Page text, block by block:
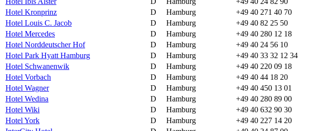
Hotel Kronprinz
D Hamburg
+49 40 271 40 70
Hotel Louis C. Jacob
D Hamburg
+49 40 82 25 50
Hotel Mercedes
D Hamburg
+49 40 280 12 18
Hotel Norddeutscher Hof
D Hamburg
+49 40 24 56 10
Hotel Park Hyatt Hamburg
D Hamburg
+49 40 33 32 12 34
Hotel Schwanenwik
D Hamburg
+49 40 220 09 18
Hotel Vorbach
D Hamburg
+49 40 44 18 20
Hotel Wagner
D Hamburg
+49 40 450 13 01
Hotel Wedina
D Hamburg
+49 40 280 89 00
Hotel Wiki
D Hamburg
+49 40 632 90 30
Hotel York
D Hamburg
+49 40 227 14 20